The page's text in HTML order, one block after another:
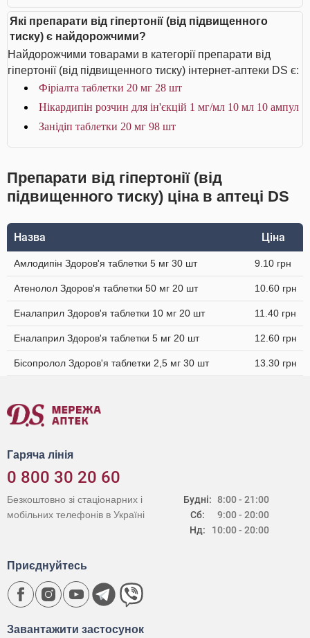
Які препарати від гіпертонії (від підвищенного
тиску) є найдорожчими?
Найдорожчими товарами в категорії препарати від
гіпертонії (від підвищенного тиску) інтернет-аптеки DS є:
Фіріалта таблетки 20 мг 28 шт
Нікардипін розчин для ін'єкцій 1 мг/мл 10 мл 10 ампул
Занідіп таблетки 20 мг 98 шт
Препарати від гіпертонії (від
підвищенного тиску) ціна в аптеці DS
Назва Ціна
Амлодипін Здоров'я таблетки 5 мг 30 шт 9.10 грн
Атенолол Здоров'я таблетки 50 мг 20 шт 10.60 грн
Еналаприл Здоров'я таблетки 10 мг 20 шт 11.40 грн
Еналаприл Здоров'я таблетки 5 мг 20 шт 12.60 грн
Бісопролол Здоров'я таблетки 2,5 мг 30 шт 13.30 грн
Гаряча лінія
0 800 30 20 60
Будні:
Сб:
Нд:
8:00 - 21:00
9:00 - 20:00
10:00 - 20:00
Безкоштовно зі стаціонарних і
мобільних телефонів в Україні
Завантажити застосунок
Приєднуйтесь